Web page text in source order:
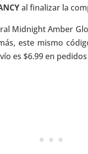
al finalizar la
Midnight Amber
este mismo
es $6.99 en